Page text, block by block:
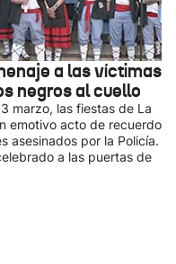
a las víctimas
negros al cuello
marzo, las fiestas de La
emotivo acto de recuerdo
asesinados por la Policía.
a las puertas de